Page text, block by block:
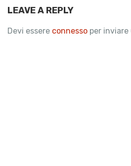
LEAVE A REPLY
Devi essere connesso per